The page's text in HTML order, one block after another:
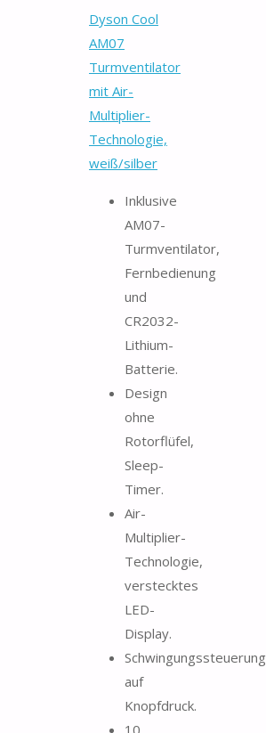
Dyson Cool
AM07
Turmventilator
mit Air-
Multiplier-
Technologie,
weiß/silber
Inklusive
AM07-
Turmventilator,
Fernbedienung
und
CR2032-
Lithium-
Batterie.
Design
ohne
Rotorflüfel,
Sleep-
Timer.
Air-
Multiplier-
Technologie,
verstecktes
LED-
Display.
Schwingungssteuerung
auf
Knopfdruck.
10